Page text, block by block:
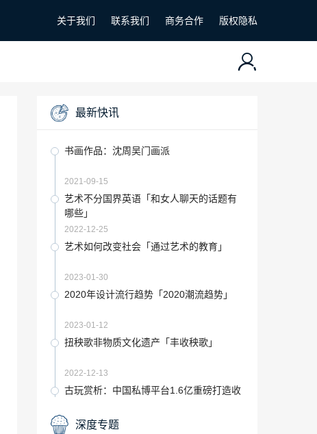
关于我们 联系我们 商务合作 版权隐私
最新快讯
书画作品：沈周吴门画派
2021-09-15
艺术不分国界英语「和女人聊天的话题有
哪些」
2022-12-25
艺术如何改变社会「通过艺术的教育」
2023-01-30
2020年设计流行趋势「2020潮流趋势」
2023-01-12
扭秧歌非物质文化遗产「丰收秧歌」
2022-12-13
古玩赏析：中国私博平台1.6亿重磅打造收
2021-06-25
深度专题